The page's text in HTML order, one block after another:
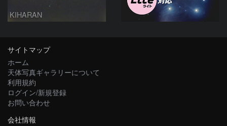
KIHARAN
サイトマップ
ホーム
天体写真ギャラリーについて
利用規約
ログイン/新規登録
お問い合わせ
会社情報